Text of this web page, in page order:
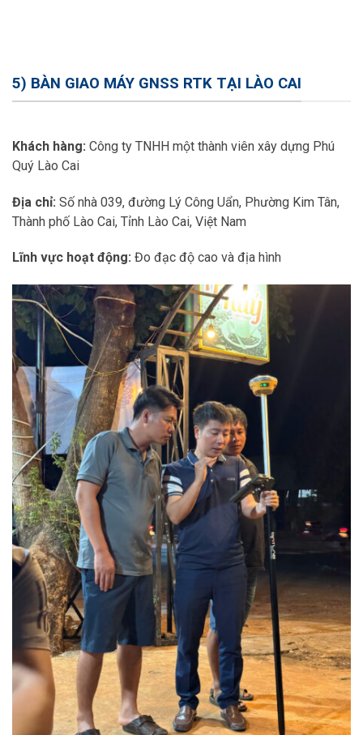
5) BÀN GIAO MÁY GNSS RTK TẠI LÀO CAI
Khách hàng: Công ty TNHH một thành viên xây dựng Phú
Quý Lào Cai
Địa chỉ: Số nhà 039, đường Lý Công Uẩn, Phường Kim Tân,
Thành phố Lào Cai, Tỉnh Lào Cai, Việt Nam
Lĩnh vực hoạt động: Đo đạc độ cao và địa hình